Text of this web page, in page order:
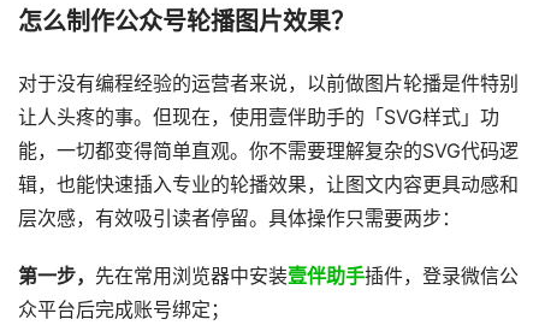
怎么制作公众号轮播图片效果？
​对于没有编程经验的运营者来说，以前做图片轮播是件特别
让人头疼的事。但现在，使用壹伴助手的「SVG样式」功
能，一切都变得简单直观。你不需要理解复杂的SVG代码逻
辑，也能快速插入专业的轮播效果，让图文内容更具动感和
层次感，有效吸引读者停留。具体操作只需要两步：
第一步， 先在常用浏览器中安装壹伴助手插件，登录微信公
众平台后完成账号绑定；